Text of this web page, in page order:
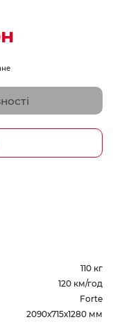
110 кг
120 км/год
Forte
2090х715х1280 мм